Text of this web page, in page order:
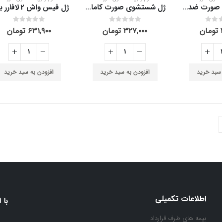
ژل شستشوی صورت ضد آلودگی هوا پوست چرب سینره 200 میلی لیتر
تومان
سبد خرید
ژل شستشوی صورت کامان پوست خشک 500 میلی لیتر
out of 5
۳۲۷,۰۰۰ تومان
افزودن به سبد خرید
0
۶۳۱,۹۰۰ تومان
افزودن به سبد خرید
اطلاعات تکمیلی
بیمه های طرف قرارداد